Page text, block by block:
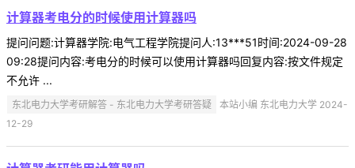
计算器考电分的时候使用计算器吗
提问问题:计算器学院:电气工程学院提问人:13***51时间:2024-09-28
09:28提问内容:考电分的时候可以使用计算器吗回复内容:按文件规定
不允许 ...
东北电力大学考研解答 - 东北电力大学考研答疑
本站小编 东北电力大学 2024-
12-29